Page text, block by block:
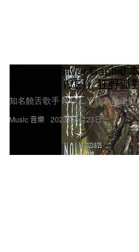
Music 音樂
首都銀樓 Silver Capital
N.O.L.Y (LIVE)」狂野派
知名饒舌歌手 N.O.L.Y 作為此派對
2023年8月23日